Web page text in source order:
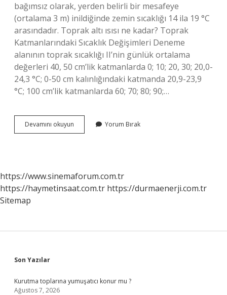
bağımsız olarak, yerden belirli bir mesafeye
(ortalama 3 m) inildiğinde zemin sıcaklığı 14 ila 19 °C
arasındadır. Toprak altı ısısı ne kadar? Toprak
Katmanlarındaki Sıcaklık Değişimleri Deneme
alanının toprak sıcaklığı II’nin günlük ortalama
değerleri 40, 50 cm’lik katmanlarda 0; 10; 20, 30; 20,0-
24,3 °C; 0-50 cm kalınlığındaki katmanda 20,9-23,9
°C; 100 cm’lik katmanlarda 60; 70; 80; 90;…
Devamını okuyun
10
Yorum Bırak
https://www.sinemaforum.com.tr
https://haymetinsaat.com.tr https://durmaenerji.com.tr
Sitemap
Sidebar
Son Yazılar
Kurutma toplarına yumuşatıcı konur mu ?
Ağustos 7, 2026